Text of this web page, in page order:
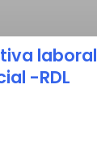
laboral
-RDL